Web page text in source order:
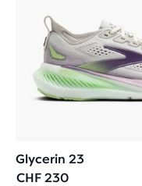
Glycerin 23
CHF 230